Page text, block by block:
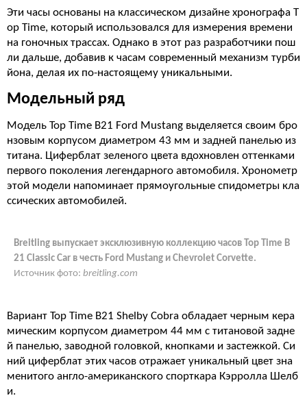
Эти часы основаны на классическом дизайне хронографа T
op Time, который использовался для измерения времени
на гоночных трассах. Однако в этот раз разработчики пош
ли дальше, добавив к часам современный механизм турби
йона, делая их по-настоящему уникальными.
Модельный ряд
Модель Top Time B21 Ford Mustang выделяется своим бро
нзовым корпусом диаметром 43 мм и задней панелью из
титана. Циферблат зеленого цвета вдохновлен оттенками
первого поколения легендарного автомобиля. Хронометр
этой модели напоминает прямоугольные спидометры кла
ссических автомобилей.
Breitling выпускает эксклюзивную коллекцию часов Top Time B
21 Classic Car в честь Ford Mustang и Chevrolet Corvette.
Источник фото: breitling.com
Вариант Top Time B21 Shelby Cobra обладает черным кера
мическим корпусом диаметром 44 мм с титановой задне
й панелью, заводной головкой, кнопками и застежкой. Си
ний циферблат этих часов отражает уникальный цвет зна
менитого англо-американского спорткара Кэрролла Шелб
и.